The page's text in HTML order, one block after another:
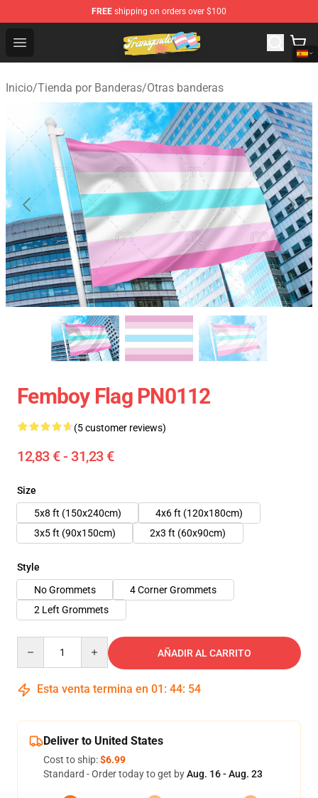
FREE shipping on orders over $100
Open menu
Transgender Flag Store - The Best Transgender Flag
Inicio/Tienda por Banderas/Otras banderas
Femboy Flag PN0112
(5 customer reviews)
12,83 € - 31,23 €
Size
5x8 ft (150x240cm)
4x6 ft (120x180cm)
3x5 ft (90x150cm)
2x3 ft (60x90cm)
Style
No Grommets
4 Corner Grommets
2 Left Grommets
AÑADIR AL CARRITO
Esta venta termina en 01 : 44: 53
Deliver to United States
Cost to ship:$6.99
Standard - Order today to get byAug. 16 - Aug. 23